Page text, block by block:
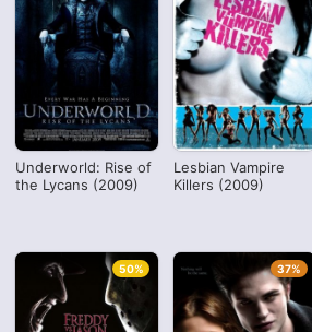
Underworld: Rise of
the Lycans (2009)
Lesbian Vampire
Killers (2009)
50% 37%